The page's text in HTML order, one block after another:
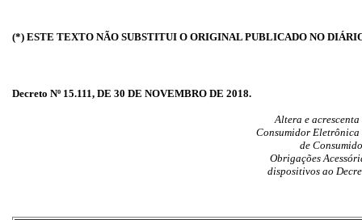
(*) ESTE TEXTO NÃO SUBSTITUI O ORIGINAL PUBLICADO NO
Decreto Nº 15.111, DE 30 DE NOVEMBRO DE 2018.
Altera e
Consumidor
de
Obrigações
dispositivos ao